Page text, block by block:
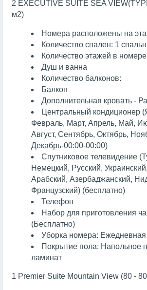
2 EXECUTIVE SUITE SEA
м2)
Номера расположены на
Количество спален: 1
Количество этажей в
Душ и ванна
Количество балконов:
Балкон
Дополнительная кровать -
Центральный кондиционер
Февраль, Март, Апрель, Май,
Август, Сентябрь, Октябрь,
Декабрь-00:00-00:00)
Спутниковое телевидение
Немецкий, Русский,
Арабский, Азербаджанский,
Французский) (бесплатно)
Телефон
Набор для приготовления
(Бесплатно)
Уборка номера: Ежедневная
Покрытие пола: Напольное
ламинат
1 Premier Suite Mountain View (80 -